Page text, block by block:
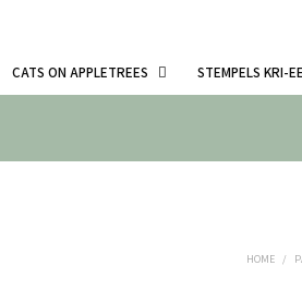
CATS ON APPLETREES STEMPELS KRI-
HOME /